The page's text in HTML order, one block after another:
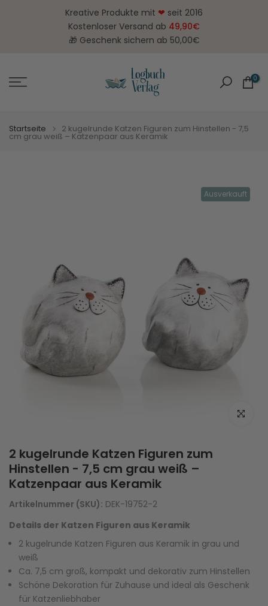
Kreative Produkte mit ❤ seit 2016
Kostenloser Versand ab 49,90€
🎁 Geschenk sichern ab 50,00€
0
Startseite 2 kugelrunde Katzen Figuren zum Hinstellen - 7,5
cm grau weiß – Katzenpaar aus Keramik
Ausverkauft
Zum
2 kugelrunde Katzen Figuren zum
Hinstellen - 7,5 cm grau weiß –
Katzenpaar aus Keramik
Artikelnummer (SKU): DEK-19752-2
Details der Katzen Figuren aus Keramik
2 kugelrunde Katzen Figuren aus Keramik in grau und
weiß
Ca. 7,5 cm groß, kompakt und dekorativ zum Hinstellen
Schöne Dekoration für Zuhause und ideal als Geschenk
für Katzenliebhaber